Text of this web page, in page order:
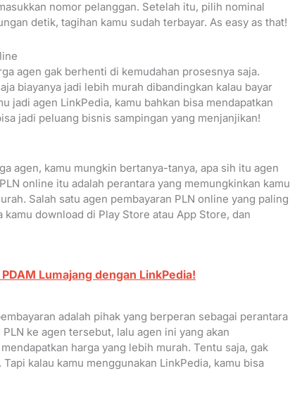
nomor pelanggan. Setelah itu, pilih nominal
detik, tagihan kamu sudah terbayar. As easy as that!
agen gak berhenti di kemudahan prosesnya saja.
biayanya jadi lebih murah dibandingkan kalau bayar
jadi agen LinkPedia, kamu bahkan bisa mendapatkan
jadi peluang bisnis sampingan yang menjanjikan!
agen, kamu mungkin bertanya-tanya, apa sih itu agen
online itu adalah perantara yang memungkinkan kamu
Salah satu agen pembayaran PLN online yang paling
download di Play Store atau App Store, dan
Lumajang dengan LinkPedia!
adalah pihak yang berperan sebagai perantara
ke agen tersebut, lalu agen ini yang akan
harga yang lebih murah. Tentu saja, gak
kalau kamu menggunakan LinkPedia, kamu bisa